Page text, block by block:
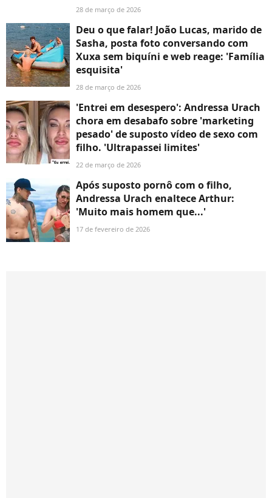
28 de março de 2026
Deu o que falar! João Lucas, marido de
Sasha, posta foto conversando com
Xuxa sem biquíni e web reage: 'Família
esquisita'
28 de março de 2026
'Entrei em desespero': Andressa Urach
chora em desabafo sobre 'marketing
pesado' de suposto vídeo de sexo com
filho. 'Ultrapassei limites'
22 de março de 2026
Após suposto pornô com o filho,
Andressa Urach enaltece Arthur:
'Muito mais homem que...'
17 de fevereiro de 2026